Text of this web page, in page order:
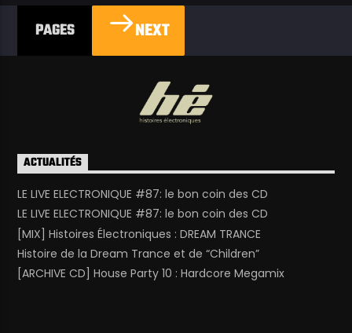
PAGES NEXT
ACTUALITÉS
LE LIVE ELECTRONIQUE #87: le bon coin des CD
LE LIVE ELECTRONIQUE #87: le bon coin des CD
[MIX] Histoires Électroniques : DREAM TRANCE
Histoire de la Dream Trance et de “Children”
[ARCHIVE CD] House Party 10 : Hardcore Megamix